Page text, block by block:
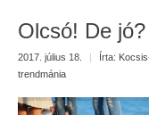
Olcsó! De jó?
2017. július 18. | Írta:
trendmánia